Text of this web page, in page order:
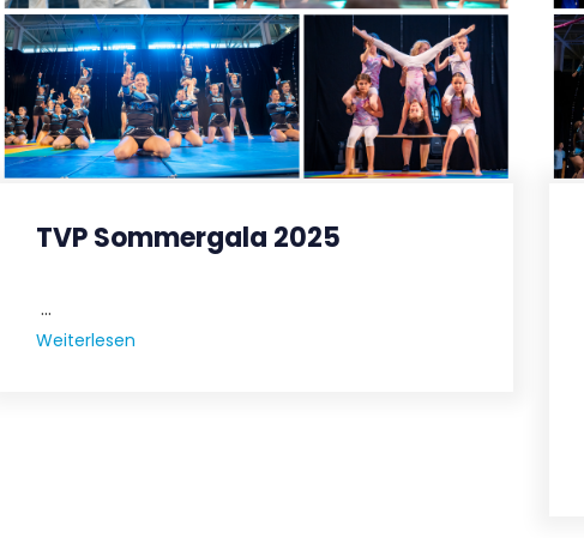
TVP Sommergala 2025
...
Weiterlesen